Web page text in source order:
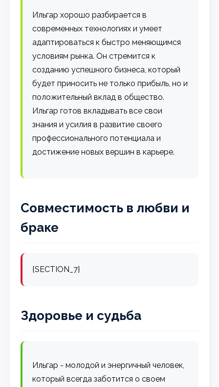
Ильгар хорошо разбирается в
современных технологиях и умеет
адаптироваться к быстро меняющимся
условиям рынка. Он стремится к
созданию успешного бизнеса, который
будет приносить не только прибыль, но и
положительный вклад в общество.
Ильгар готов вкладывать все свои
знания и усилия в развитие своего
профессионального потенциала и
достижение новых вершин в карьере.
Совместимость в любви и
браке
{SECTION_7}
Здоровье и судьба
Ильгар - молодой и энергичный человек,
который всегда заботится о своем